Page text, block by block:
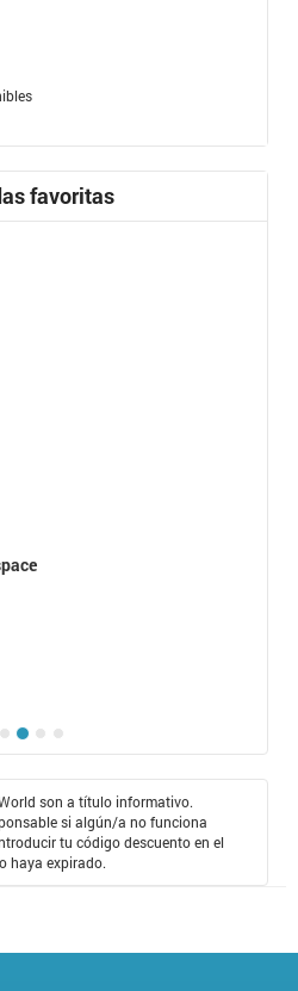
favoritas
son a título informativo.
si algún/a no funciona
tu código descuento en el
haya expirado.